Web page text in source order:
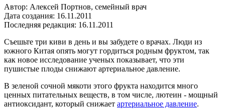
Автор: Алексей Портнов, семейный врач
Дата создания: 16.11.2011
Последняя редакция: 16.11.2011
Съешьте три киви в день и вы забудете о врачах. Люди из
южного Китая опять могут гордиться родным фруктом, так
как новое исследование ученых показывает, что эти
пушистые плоды снижают артериальное давление.
В зеленой сочной мякоти этого фрукта находится много
ценных питательных веществ, в том числе, лютеин - мощный
антиоксидант, который снижает артериальное давление.